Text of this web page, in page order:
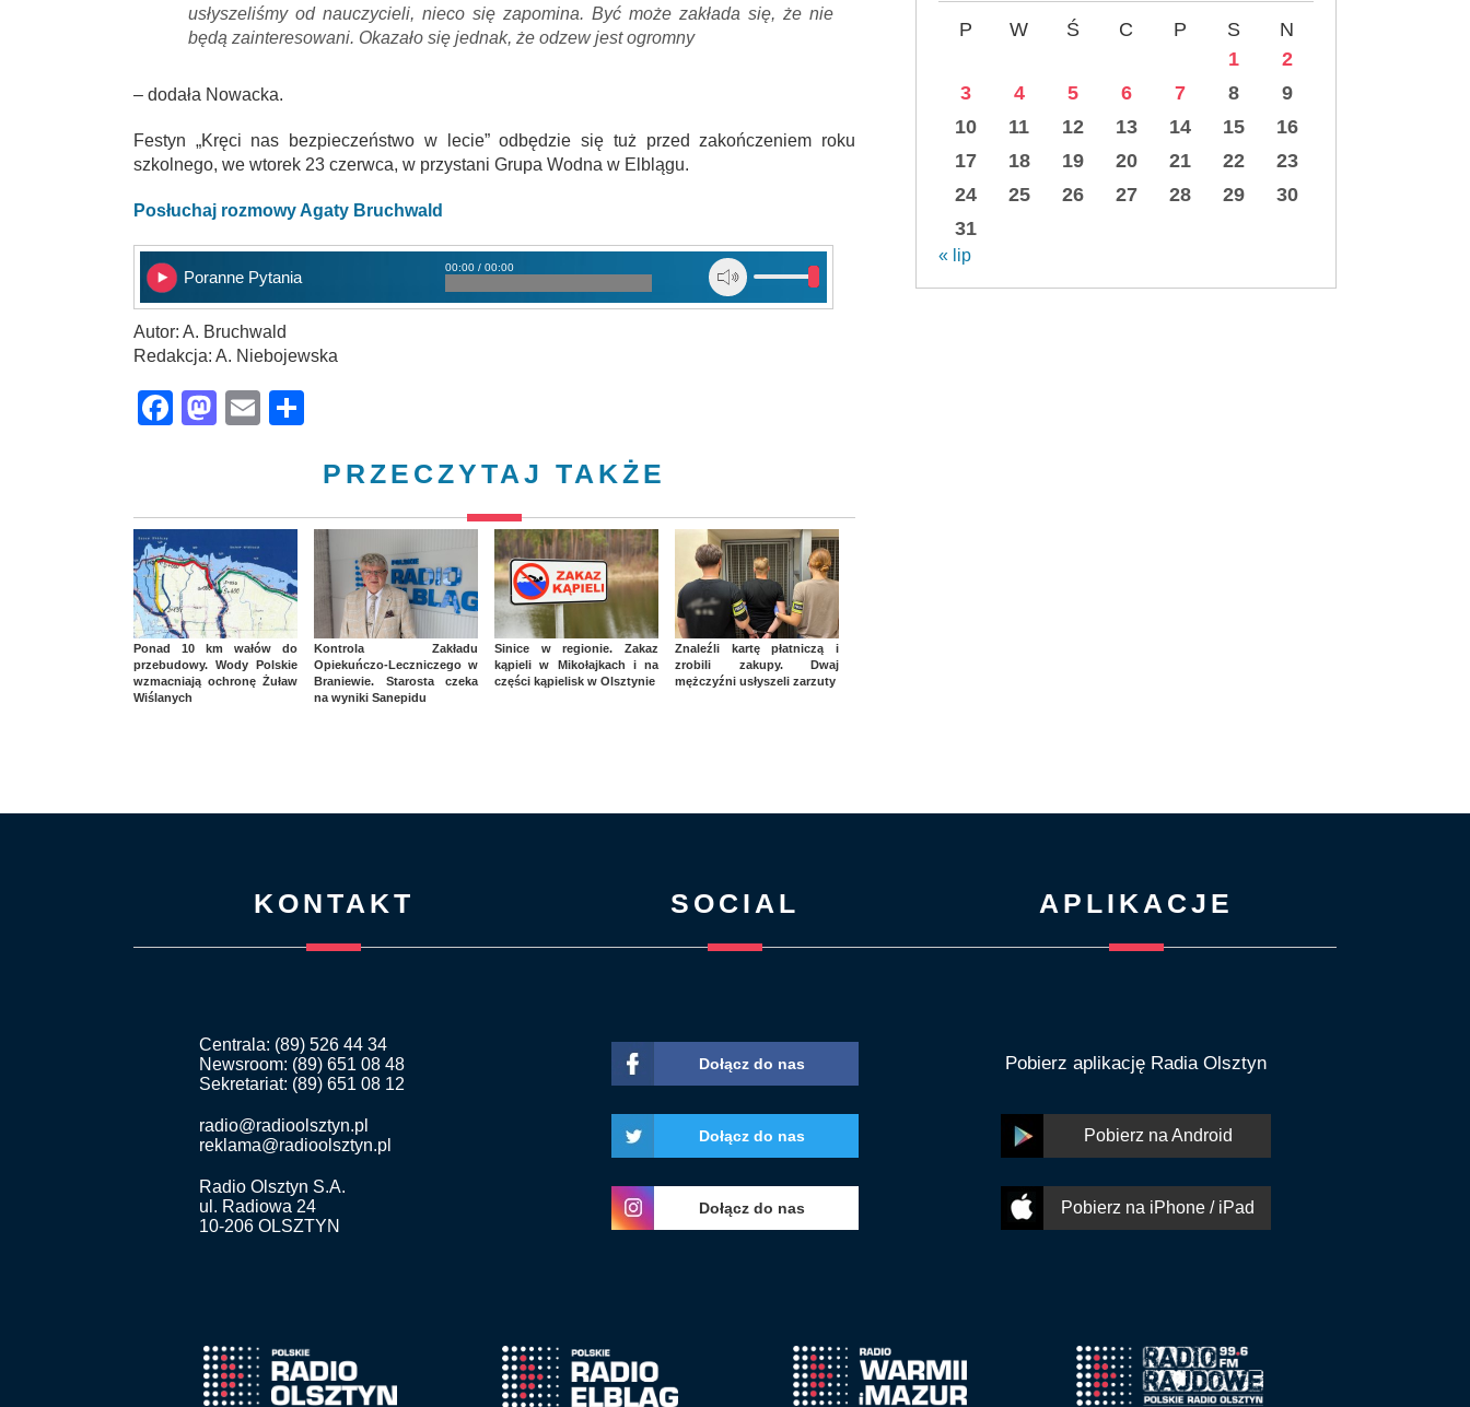
usłyszeliśmy od nauczycieli, nieco się zapomina. Być może zakłada się, że nie
będą zainteresowani. Okazało się jednak, że odzew jest ogromny
– dodała Nowacka.
Festyn „Kręci nas bezpieczeństwo w lecie” odbędzie się tuż przed zakończeniem roku
szkolnego, we wtorek 23 czerwca, w przystani Grupa Wodna w Elblągu.
Posłuchaj rozmowy Agaty Bruchwald
Poranne Pytania
00:00 / 00:00
Autor: A. Bruchwald
Redakcja: A. Niebojewska
Facebook
Mastodon
Email
PRZECZYTAJ TAKŻE
Ponad 10 km wałów do
przebudowy. Wody Polskie
wzmacniają ochronę Żuław
Wiślanych
Kontrola Zakładu
Opiekuńczo-Leczniczego w
Braniewie. Starosta czeka
na wyniki Sanepidu
Sinice w regionie. Zakaz
kąpieli w Mikołajkach i na
części kąpielisk w Olsztynie
Znaleźli kartę płatniczą i
zrobili zakupy. Dwaj
mężczyźni usłyszeli zarzuty
P W Ś C P S
N
1
2
3
4 5 6 7 8
9
10
11 12 13 14 15
16
17
18 19 20 21 22
23
24
25 26 27 28 29
30
31
« lip
KONTAKT
Centrala: (89) 526 44 34
Newsroom: (89) 651 08 48
Sekretariat: (89) 651 08 12
radio@radioolsztyn.pl
reklama@radioolsztyn.pl
Radio Olsztyn S.A.
ul. Radiowa 24
10-206 OLSZTYN
SOCIAL
Dołącz do nas
Dołącz do nas
Dołącz do nas
APLIKACJE
Pobierz aplikację Radia Olsztyn
Pobierz na Android
Pobierz na iPhone / iPad